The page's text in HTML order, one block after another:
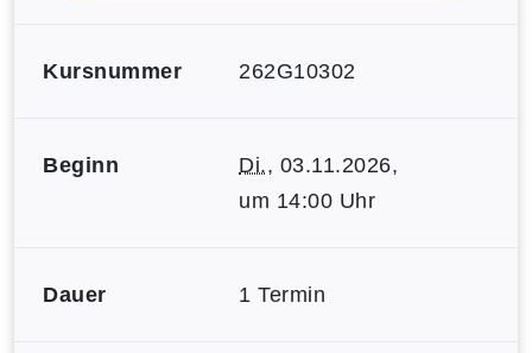
Kursnummer 262G10302
Beginn Di., 03.11.2026,
um 14:00 Uhr
Dauer 1 Termin